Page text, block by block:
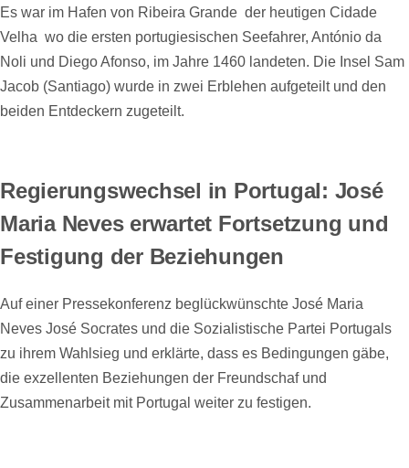
Es war im Hafen von Ribeira Grande  der heutigen Cidade
Velha  wo die ersten portugiesischen Seefahrer, António da
Noli und Diego Afonso, im Jahre 1460 landeten. Die Insel Sam
Jacob (Santiago) wurde in zwei Erblehen aufgeteilt und den
beiden Entdeckern zugeteilt.
Regierungswechsel in Portugal: José
Maria Neves erwartet Fortsetzung und
Festigung der Beziehungen
Auf einer Pressekonferenz beglückwünschte José Maria
Neves José Socrates und die Sozialistische Partei Portugals
zu ihrem Wahlsieg und erklärte, dass es Bedingungen gäbe,
die exzellenten Beziehungen der Freundschaf und
Zusammenarbeit mit Portugal weiter zu festigen.